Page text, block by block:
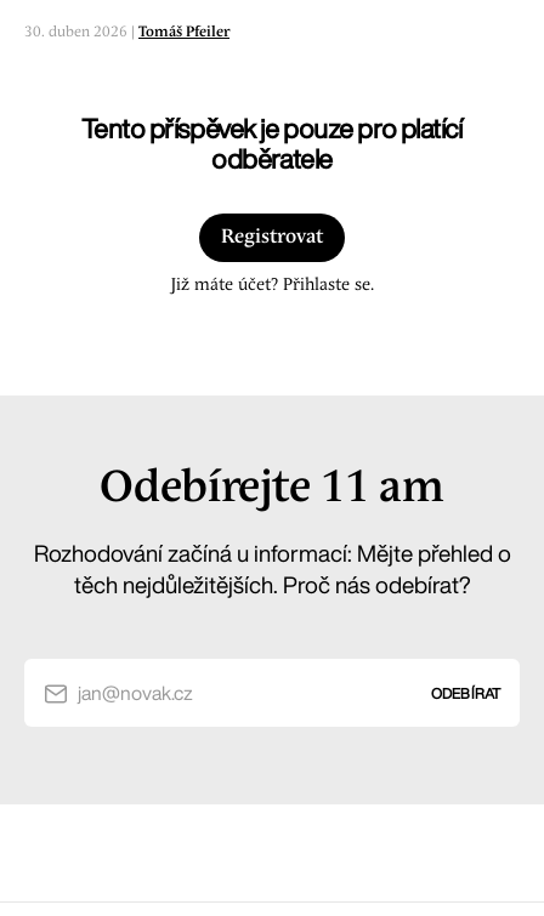
30. duben 2026 | Tomáš Pfeiler
Tento příspěvek je pouze pro platící
odběratele
Registrovat
Již máte účet? Přihlaste se.
Odebírejte 11 am
Rozhodování začíná u informací: Mějte přehled o
těch nejdůležitějších. Proč nás odebírat?
jan@novak.cz ODEBÍRAT